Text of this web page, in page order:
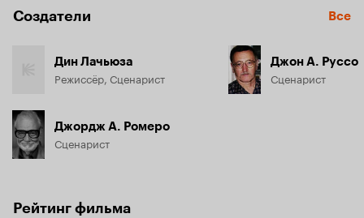
Создатели Все
Дин Лачьюза
Режиссёр, Сценарист
Джордж А. Ромеро
Сценарист
Джон А. Руссо
Сценарист
Рейтинг фильма